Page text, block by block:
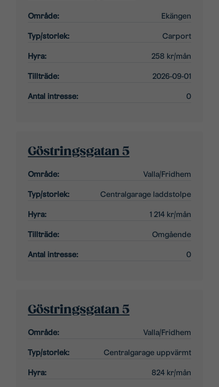
Område: Ekängen
Typ/storlek: Carport
Hyra: 258 kr/mån
Tillträde: 2026-09-01
Antal intresse: 0
Göstringsgatan 5
Område: Valla/Fridhem
Typ/storlek: Centralgarage laddstolpe
Hyra: 1 214 kr/mån
Tillträde: Omgående
Antal intresse: 0
Göstringsgatan 5
Område: Valla/Fridhem
Typ/storlek: Centralgarage uppvärmt
Hyra: 824 kr/mån